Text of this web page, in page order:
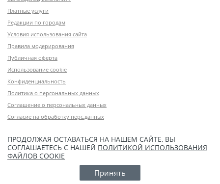
Платные услуги
Редакции по городам
Условия использования сайта
Правила модерирования
Публичная оферта
Использование cookie
Конфиденциальность
Политика о персональных данных
Соглашение о персональных данных
Согласие на обработку перс.данных
ПРОДОЛЖАЯ ОСТАВАТЬСЯ НА НАШЕМ САЙТЕ, ВЫ
СОГЛАШАЕТЕСЬ С НАШЕЙ ПОЛИТИКОЙ ИСПОЛЬЗОВАНИЯ
ФАЙЛОВ COOKIE
Принять